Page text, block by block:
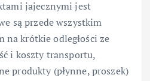
jajecznymi jest
są przede wszystkim
na krótkie odległości ze
i koszty transportu,
produkty (płynne, proszek)